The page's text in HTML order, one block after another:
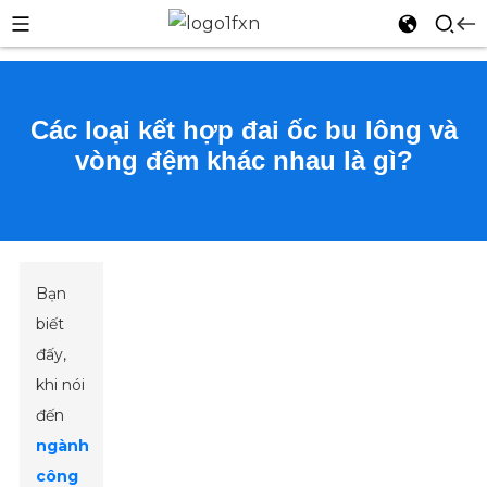
Các loại kết hợp đai ốc bu lông và
vòng đệm khác nhau là gì?
Bạn
biết
đấy,
khi nói
đến
ngành
công